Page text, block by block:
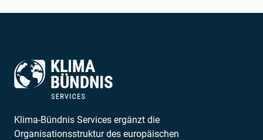
Klima-Bündnis Services ergänzt die
Organisationsstruktur des europäischen